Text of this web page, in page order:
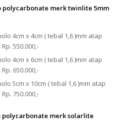
polycarbonate merk twinlite 5mm
4cm x 4cm ( tebal 1,6 )mm atap
550.000,-
4cm x 6cm ( tebal 1,6 )mm atap
650.000,-
5cm x 10cm ( tebal 1,6 )mm atap
750.000,-
merk solarlite